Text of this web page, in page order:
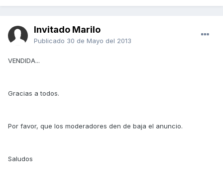
Invitado Marilo
Publicado 30 de Mayo del 2013
VENDIDA...
Gracias a todos.
Por favor, que los moderadores den de baja el anuncio.
Saludos